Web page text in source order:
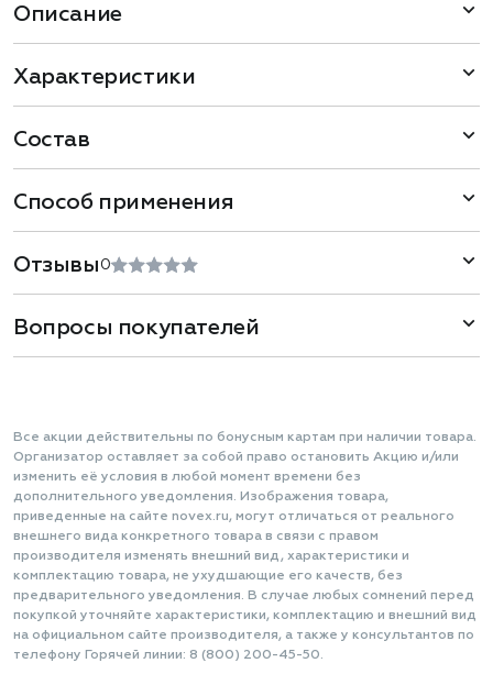
Описание
Характеристики
Состав
Способ применения
Отзывы 0
Вопросы покупателей
Все акции действительны по бонусным картам при наличии товара.
Организатор оставляет за собой право остановить Акцию и/или
изменить её условия в любой момент времени без
дополнительного уведомления. Изображения товара,
приведенные на сайте novex.ru, могут отличаться от реального
внешнего вида конкретного товара в связи с правом
производителя изменять внешний вид, характеристики и
комплектацию товара, не ухудшающие его качеств, без
предварительного уведомления. В случае любых сомнений перед
покупкой уточняйте характеристики, комплектацию и внешний вид
на официальном сайте производителя, а также у консультантов по
телефону Горячей линии: 8 (800) 200-45-50.